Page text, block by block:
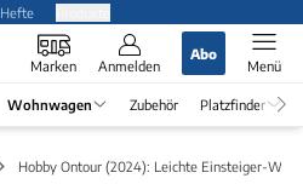
Hefte
Marken Anmelden
Abo
Menü
Wohnwagen Zubehör Platzfinder
Hobby Ontour (2024): Leichte Einsteiger-